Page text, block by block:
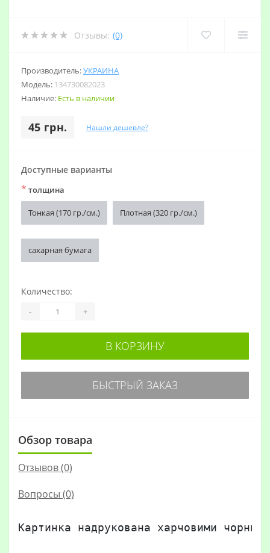
Отзывы: (0)
Производитель:УКРАИНА
Модель: 134730082023
Наличие: Есть в наличии
45 грн. Нашли дешевле?
Доступные варианты
* толщина
Тонкая (170 гр./см.) Плотная (320 гр./см.)
сахарная бумага
Количество:
- +
В КОРЗИНУ
БЫСТРЫЙ ЗАКАЗ
Обзор товара
Отзывов (0)
Вопросы (0)
Картинка надрукована харчовими